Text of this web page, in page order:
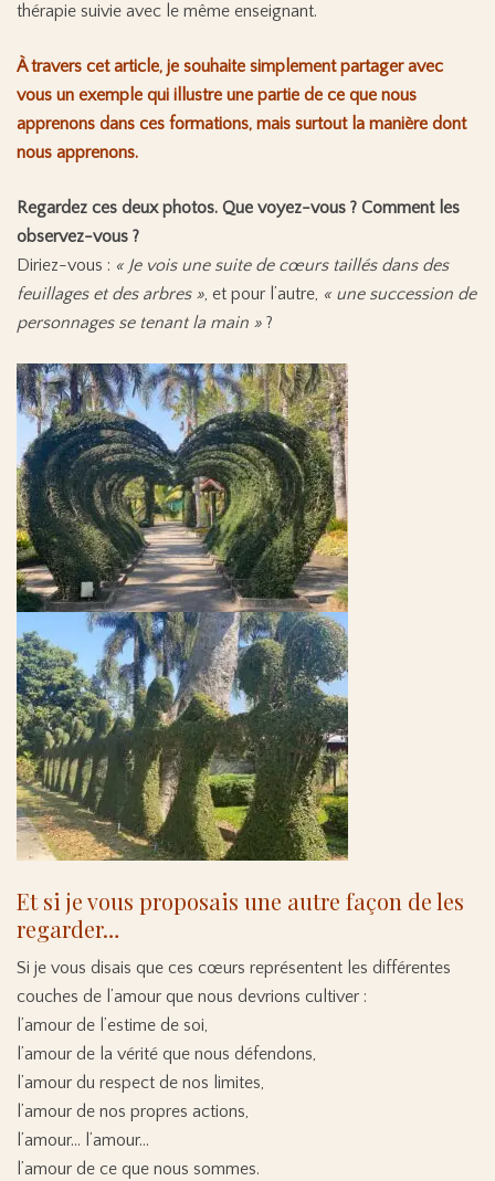
thérapie suivie avec le même enseignant.
À travers cet article, je souhaite simplement partager avec
vous un exemple qui illustre une partie de ce que nous
apprenons dans ces formations, mais surtout la manière dont
nous apprenons.
Regardez ces deux photos. Que voyez-vous ? Comment les
observez-vous ?
Diriez-vous : « Je vois une suite de cœurs taillés dans des
feuillages et des arbres », et pour l’autre, « une succession de
personnages se tenant la main » ?
Et si je vous proposais une autre façon de les
regarder…
Si je vous disais que ces cœurs représentent les différentes
couches de l’amour que nous devrions cultiver :
l’amour de l’estime de soi,
l’amour de la vérité que nous défendons,
l’amour du respect de nos limites,
l’amour de nos propres actions,
l’amour… l’amour…
l’amour de ce que nous sommes.